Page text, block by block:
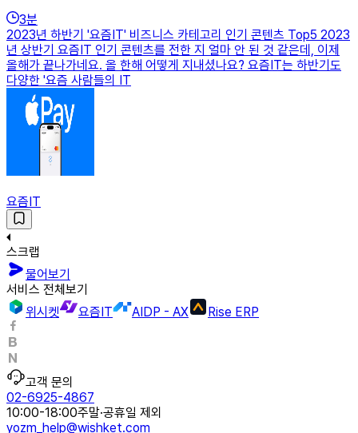
3분
2023년 하반기 '요즘IT' 비즈니스 카테고리 인기 콘텐츠 Top5 2023
년 상반기 요즘IT 인기 콘텐츠를 전한 지 얼마 안 된 것 같은데, 이제
올해가 끝나가네요. 올 한해 어떻게 지내셨나요? 요즘IT는 하반기도
다양한 '요즘 사람들의 IT
요즘IT
스크랩
물어보기
서비스 전체보기
위시켓
요즘IT AIDP - AX Rise ERP
고객 문의
02-6925-4867
10:00-18:00주말·공휴일 제외
yozm_help@wishket.com